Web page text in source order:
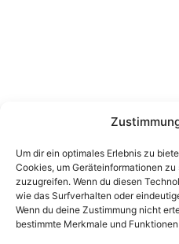
Um dir ein optimales Erlebnis zu
Cookies, um Geräteinformationen
zuzugreifen. Wenn du diesen
wie das Surfverhalten oder
Wenn du deine Zustimmung nicht
bestimmte Merkmale und